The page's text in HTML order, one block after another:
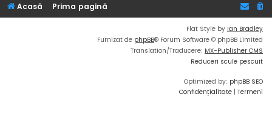
Acasă Prima pagină
Flat Style by Ian Bradley
Furnizat de phpBB® Forum Software © phpBB Limited
Translation/Traducere: MX-Publisher CMS
Reduceri scule pescuit
Optimized by: phpBB SEO
Confidențialitate | Termeni